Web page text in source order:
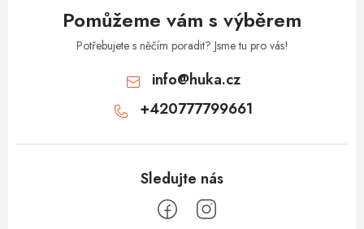
Pomůžeme vám s výběrem
Potřebujete s něčím poradit? Jsme tu pro vás!
info@huka.cz
+420777799661